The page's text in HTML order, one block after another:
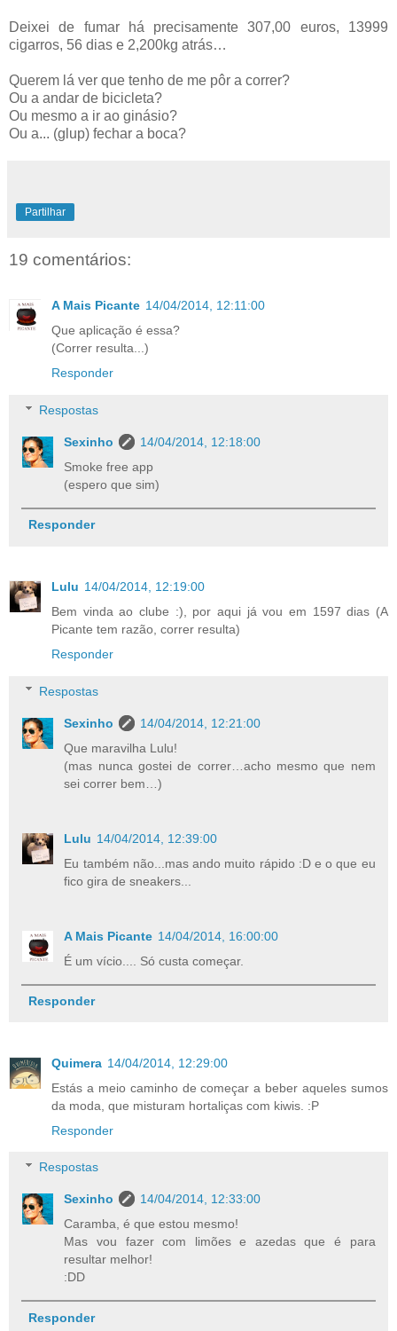
Deixei de fumar há precisamente 307,00 euros, 13999
cigarros, 56 dias e 2,200kg atrás…
Querem lá ver que tenho de me pôr a correr?
Ou a andar de bicicleta?
Ou mesmo a ir ao ginásio?
Ou a... (glup) fechar a boca?
Partilhar
19 comentários:
A Mais Picante 14/04/2014, 12:11:00
Que aplicação é essa?
(Correr resulta...)
Responder
Respostas
Sexinho
14/04/2014, 12:18:00
Smoke free app
(espero que sim)
Responder
Lulu 14/04/2014, 12:19:00
Bem vinda ao clube :), por aqui já vou em 1597 dias (A
Picante tem razão, correr resulta)
Responder
Respostas
Sexinho
14/04/2014, 12:21:00
Que maravilha Lulu!
(mas nunca gostei de correr…acho mesmo que nem
sei correr bem…)
Lulu 14/04/2014, 12:39:00
Eu também não...mas ando muito rápido :D e o que eu
fico gira de sneakers...
A Mais Picante 14/04/2014, 16:00:00
É um vício.... Só custa começar.
Responder
Quimera 14/04/2014, 12:29:00
Estás a meio caminho de começar a beber aqueles sumos
da moda, que misturam hortaliças com kiwis. :P
Responder
Respostas
Sexinho
14/04/2014, 12:33:00
Caramba, é que estou mesmo!
Mas vou fazer com limões e azedas que é para
resultar melhor!
:DD
Responder